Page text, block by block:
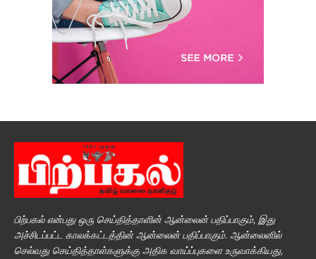
பிற்பகல் என்பது ஒரு செய்தித்தாளின் ஆன்லைன் பதிப்பாகும், இது
அச்சிடப்பட்ட காலக்கட்டத்தின் ஆன்லைன் பதிப்பாகும். ஆன்லைனில்
செல்வது செய்தித்தாள்களுக்கு அதிக வாய்ப்புகளை உருவாக்கியது,